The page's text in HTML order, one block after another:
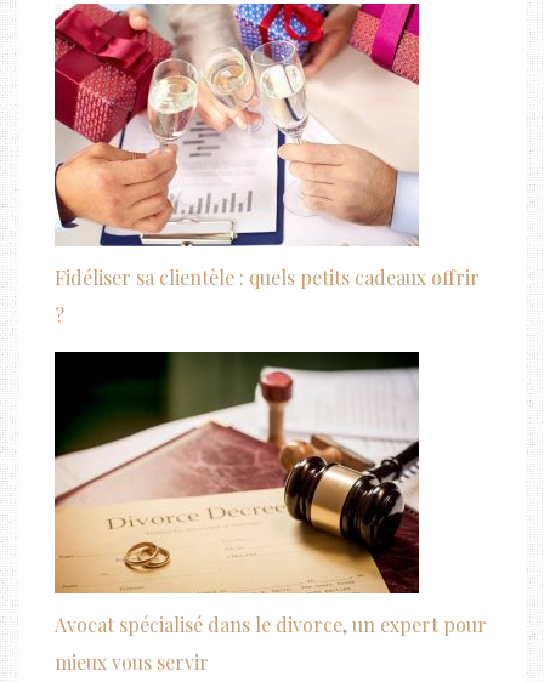
Fidéliser sa clientèle : quels petits cadeaux offrir
?
Avocat spécialisé dans le divorce, un expert pour
mieux vous servir